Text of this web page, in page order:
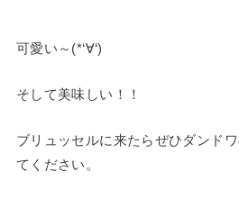
可愛い～(*‘∀‘)
そして美味しい！！
ブリュッセルに来たらぜひダンド
てください。